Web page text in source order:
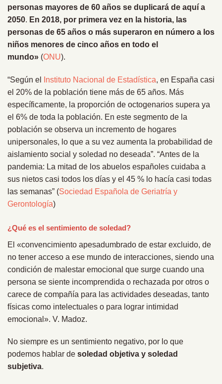
personas mayores de 60 años se duplicará de aquí a
2050. En 2018, por primera vez en la historia, las
personas de 65 años o más superaron en número a los
niños menores de cinco años en todo el
mundo» (ONU).
“Según el Instituto Nacional de Estadística, en España casi
el 20% de la población tiene más de 65 años. Más
específicamente, la proporción de octogenarios supera ya
el 6% de toda la población. En este segmento de la
población se observa un incremento de hogares
unipersonales, lo que a su vez aumenta la probabilidad de
aislamiento social y soledad no deseada”. “Antes de la
pandemia: La mitad de los abuelos españoles cuidaba a
sus nietos casi todos los días y el 45 % lo hacía casi todas
las semanas” (Sociedad Española de Geriatría y
Gerontología)
¿Qué es el sentimiento de soledad?
El «convencimiento apesadumbrado de estar excluido, de
no tener acceso a ese mundo de interacciones, siendo una
condición de malestar emocional que surge cuando una
persona se siente incomprendida o rechazada por otros o
carece de compañía para las actividades deseadas, tanto
físicas como intelectuales o para lograr intimidad
emocional». V. Madoz.
No siempre es un sentimiento negativo, por lo que
podemos hablar de soledad objetiva y soledad
subjetiva.